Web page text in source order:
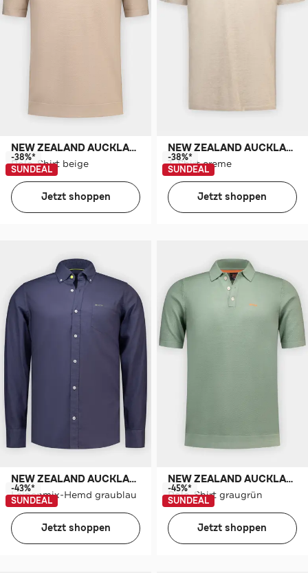
NEW ZEALAND AUCKLAND
Polo-Shirt beige
-38%*
SUNDEAL
Jetzt shoppen
NEW ZEALAND AUCKLAND
T-Shirt creme
-38%*
SUNDEAL
Jetzt shoppen
NEW ZEALAND AUCKLAND
Leinenmix-Hemd graublau
-43%*
SUNDEAL
Jetzt shoppen
NEW ZEALAND AUCKLAND
Polo-Shirt graugrün
-45%*
SUNDEAL
Jetzt shoppen